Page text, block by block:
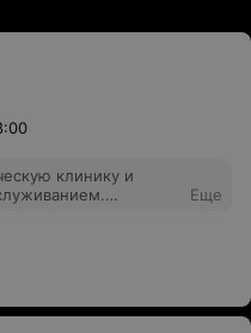
клинику и
напротив,
зубы до укола
Надеюсь, что
меры, чтобы
Еще